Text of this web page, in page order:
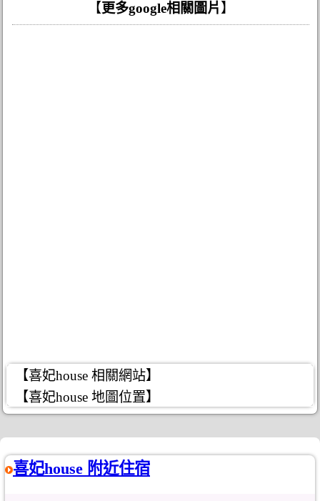
【更多google相關圖片】
【喜妃house 相關網站】
【喜妃house 地圖位置】
喜妃house 附近住宿